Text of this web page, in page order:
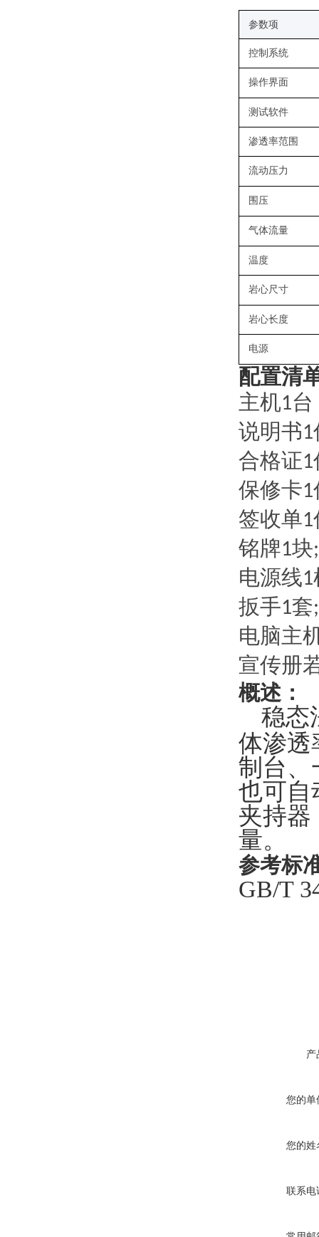
参数项
控制系统
操作界面
测试软件
渗透率范围
流动压力
围压
气体流量
温度
岩心尺寸
岩心长度
电源
配置清
主机1台
说明书1
合格证1
保修卡1
签收单1
铭牌1块;
电源线1
扳手1套;
电脑主
宣传册
概述：
稳态
体渗透
制台、
也可自
夹持器
量。
参考标
GB/T
产
您的单
您的姓
联系电